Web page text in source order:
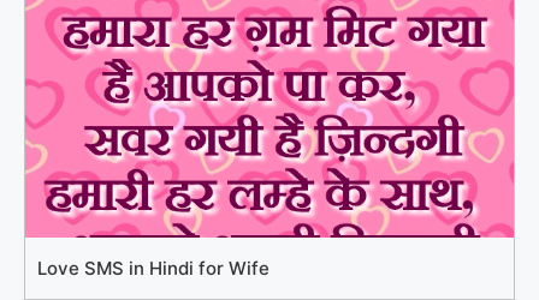
Love SMS in Hindi for Wife